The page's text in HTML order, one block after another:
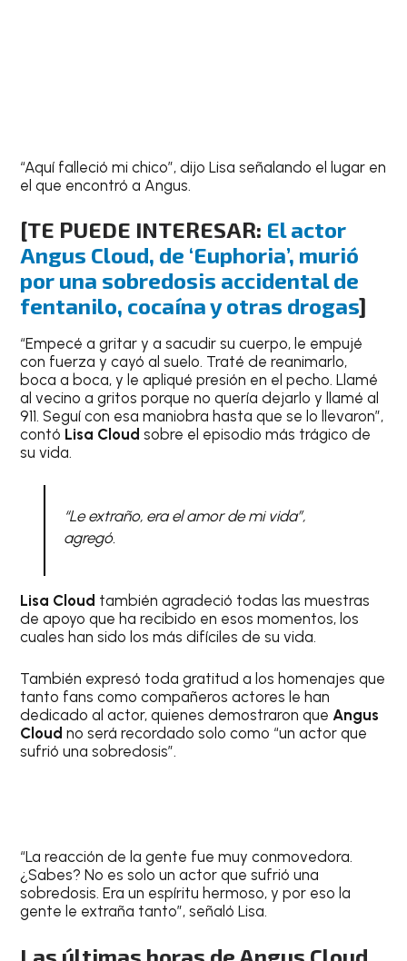
“Aquí falleció mi chico”, dijo Lisa señalando el lugar en
el que encontró a Angus.
[TE PUEDE INTERESAR: El actor
Angus Cloud, de ‘Euphoria’, murió
por una sobredosis accidental de
fentanilo, cocaína y otras drogas]
“Empecé a gritar y a sacudir su cuerpo, le empujé
con fuerza y cayó al suelo. Traté de reanimarlo,
boca a boca, y le apliqué presión en el pecho. Llamé
al vecino a gritos porque no quería dejarlo y llamé al
911. Seguí con esa maniobra hasta que se lo llevaron”,
contó Lisa Cloud sobre el episodio más trágico de
su vida.
“Le extraño, era el amor de mi vida”,
agregó.
Lisa Cloud también agradeció todas las muestras
de apoyo que ha recibido en esos momentos, los
cuales han sido los más difíciles de su vida.
También expresó toda gratitud a los homenajes que
tanto fans como compañeros actores le han
dedicado al actor, quienes demostraron que Angus
Cloud no será recordado solo como “un actor que
sufrió una sobredosis”.
“La reacción de la gente fue muy conmovedora.
¿Sabes? No es solo un actor que sufrió una
sobredosis. Era un espíritu hermoso, y por eso la
gente le extraña tanto”, señaló Lisa.